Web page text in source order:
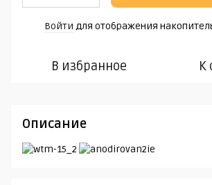
Войти для отображения
В избранное К
Описание